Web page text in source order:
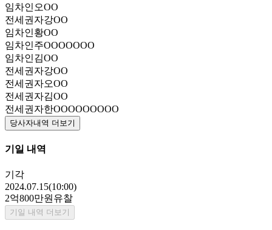
임차인 오OO
전세권자강OO
임차인황OO
임차인주OOOOOOO
임차인김OO
전세권자강OO
전세권자오OO
전세권자김OO
전세권자한OOOOOOOOO
당사자내역 더보기
기일 내역
기각
2024.07.15(10:00)
2억800만원 유찰
기일 내역 더보기